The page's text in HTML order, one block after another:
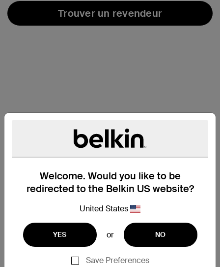
Welcome. Would you like to be
redirected to the Belkin US website?
United States
YES or NO
Save Preferences
Trouver un revendeur
Assistance